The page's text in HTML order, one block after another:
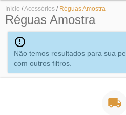
Início /Acessórios / Réguas Amostra
Réguas Amostra
Não temos resultados para sua
com outros filtros.